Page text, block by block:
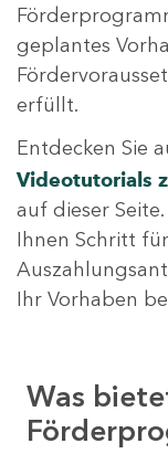
geplantes
erfüllt.
Entdecken Sie
Videotutorials
auf dieser
Ihnen Schritt
Ihr Vorhaben
Was